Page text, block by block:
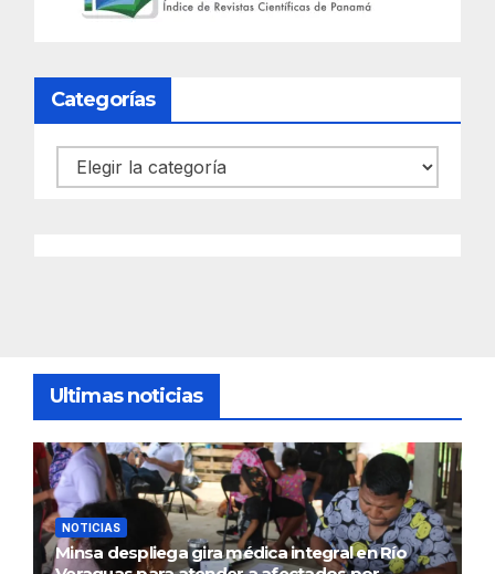
Categorías
Categorías
Ultimas noticias
NOTICIAS
Minsa despliega gira médica integral en Río